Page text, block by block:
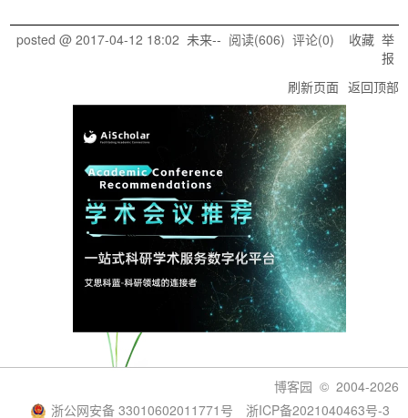
posted @ 2017-04-12 18:02 未来-- 阅读(606) 评论(0) 收藏 举
报
刷新页面 返回顶部
博客园 © 2004-2026
浙公网安备 33010602011771号
浙ICP备2021040463号-3